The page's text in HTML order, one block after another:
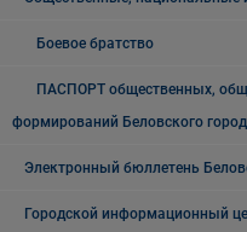
Боевое братство
ПАСПОРТ общественных,
формирований Беловского
Электронный бюллетень
Городской информационный